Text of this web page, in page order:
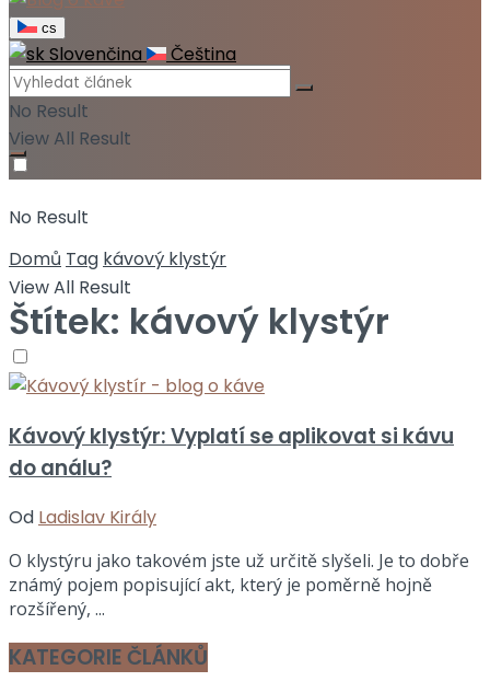
No Result
View All Result
cs
Slovenčina Čeština
No Result
View All Result
Domů Tag kávový klystýr
Štítek: kávový klystýr
Kávový klystýr: Vyplatí se aplikovat si kávu
do análu?
Od Ladislav Király
O klystýru jako takovém jste už určitě slyšeli. Je to dobře
známý pojem popisující akt, který je poměrně hojně
rozšířený, ...
KATEGORIE ČLÁNKŮ